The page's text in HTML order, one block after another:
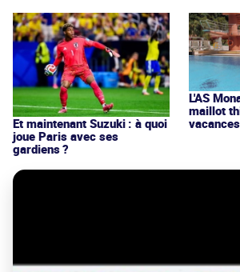
Et maintenant Suzuki : à quoi
joue Paris avec ses
gardiens ?
L'AS
maillot
vacances